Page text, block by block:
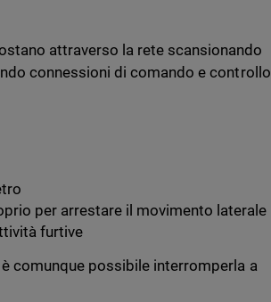
attraverso la rete scansionando
connessioni di comando e controllo
per arrestare il movimento laterale
furtive
comunque possibile interromperla a